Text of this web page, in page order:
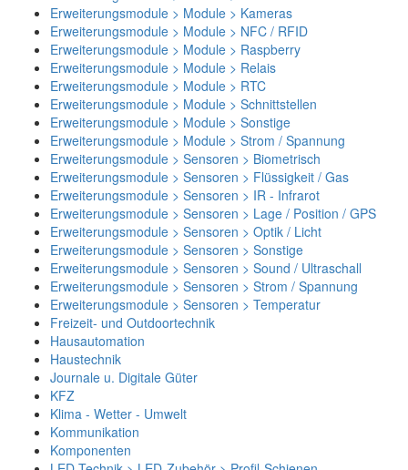
Erweiterungsmodule > Module > Kameras
Erweiterungsmodule > Module > NFC / RFID
Erweiterungsmodule > Module > Raspberry
Erweiterungsmodule > Module > Relais
Erweiterungsmodule > Module > RTC
Erweiterungsmodule > Module > Schnittstellen
Erweiterungsmodule > Module > Sonstige
Erweiterungsmodule > Module > Strom / Spannung
Erweiterungsmodule > Sensoren > Biometrisch
Erweiterungsmodule > Sensoren > Flüssigkeit / Gas
Erweiterungsmodule > Sensoren > IR - Infrarot
Erweiterungsmodule > Sensoren > Lage / Position / GPS
Erweiterungsmodule > Sensoren > Optik / Licht
Erweiterungsmodule > Sensoren > Sonstige
Erweiterungsmodule > Sensoren > Sound / Ultraschall
Erweiterungsmodule > Sensoren > Strom / Spannung
Erweiterungsmodule > Sensoren > Temperatur
Freizeit- und Outdoortechnik
Hausautomation
Haustechnik
Journale u. Digitale Güter
KFZ
Klima - Wetter - Umwelt
Kommunikation
Komponenten